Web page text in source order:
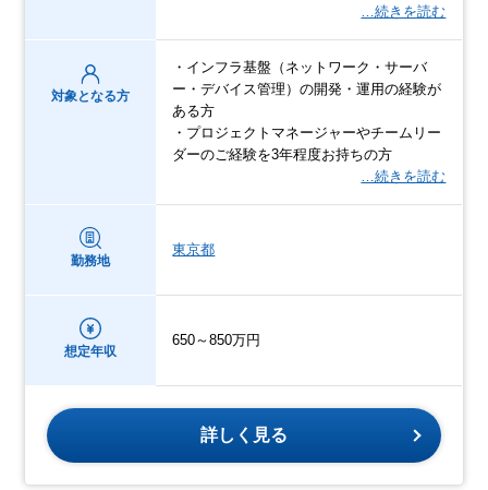
…続きを読む
対象となる方
・インフラ基盤（ネットワーク・サーバ
ー・デバイス管理）の開発・運用の経験が
ある方
・プロジェクトマネージャーやチームリー
ダーのご経験を3年程度お持ちの方
…続きを読む
勤務地
東京都
想定年収
650～850万円
詳しく見る